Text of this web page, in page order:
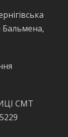
Бальмена,
СМТ